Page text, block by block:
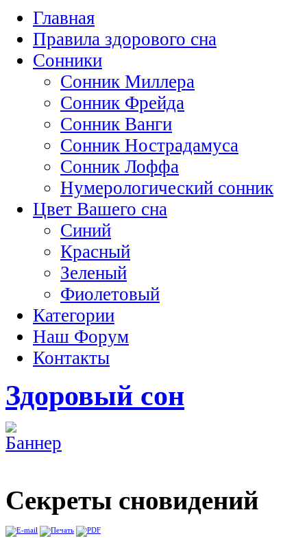
Главная
Правила здорового сна
Сонники
Сонник Миллера
Сонник Фрейда
Сонник Ванги
Сонник Нострадамуса
Сонник Лоффа
Нумерологический сонник
Цвет Вашего сна
Синий
Красный
Зеленый
Фиолетовый
Категории
Наш Форум
Контакты
Здоровый сон
Секреты сновидений